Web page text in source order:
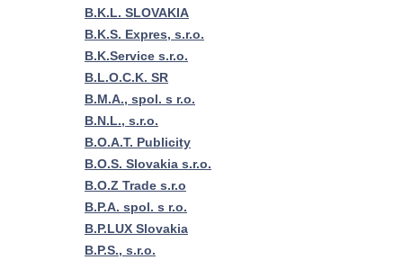
B.K.L. SLOVAKIA
B.K.S. Expres, s.r.o.
B.K.Service s.r.o.
B.L.O.C.K. SR
B.M.A., spol. s r.o.
B.N.L., s.r.o.
B.O.A.T. Publicity
B.O.S. Slovakia s.r.o.
B.O.Z Trade s.r.o
B.P.A. spol. s r.o.
B.P.LUX Slovakia
B.P.S., s.r.o.